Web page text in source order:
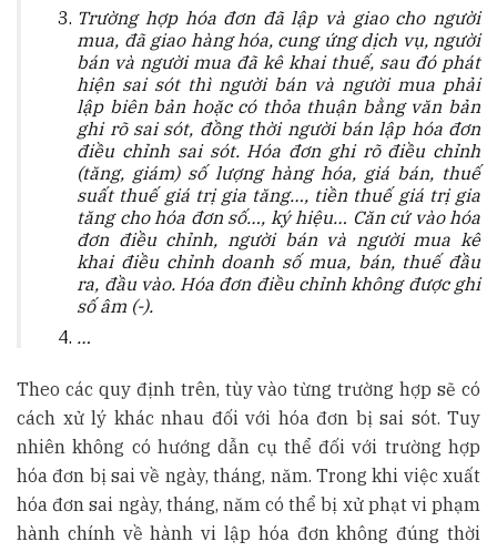
Trường hợp hóa đơn đã lập và giao cho người
mua, đã giao hàng hóa, cung ứng dịch vụ, người
bán và người mua đã kê khai thuế, sau đó phát
hiện sai sót thì người bán và người mua phải
lập biên bản hoặc có thỏa thuận bằng văn bản
ghi rõ sai sót, đồng thời người bán lập hóa đơn
điều chỉnh sai sót. Hóa đơn ghi rõ điều chỉnh
(tăng, giám) số lượng hàng hóa, giá bán, thuế
suất thuế giá trị gia tăng…, tiền thuế giá trị gia
tăng cho hóa đơn số…, ký hiệu… Căn cứ vào hóa
đơn điều chỉnh, người bán và người mua kê
khai điều chỉnh doanh số mua, bán, thuế đầu
ra, đầu vào. Hóa đơn điều chỉnh không được ghi
số âm (-).
…
Theo các quy định trên, tùy vào từng trường hợp sẽ có
cách xử lý khác nhau đối với hóa đơn bị sai sót. Tuy
nhiên không có hướng dẫn cụ thể đối với trường hợp
hóa đơn bị sai về ngày, tháng, năm. Trong khi việc xuất
hóa đơn sai ngày, tháng, năm có thể bị xử phạt vi phạm
hành chính về hành vi lập hóa đơn không đúng thời